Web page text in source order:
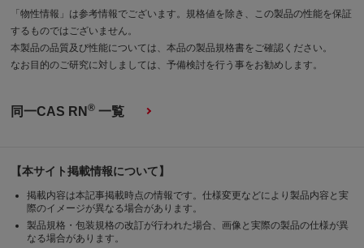
「物性情報」は参考情報でございます。規格値を除き、この製品の性能を保証
するものではございません。
本製品の品質及び性能については、本品の製品規格書をご確認ください。
なお目的のご研究に対しましては、予備検討を行う事をお勧めします。
同一CAS RN® 一覧
【本サイト掲載情報について】
掲載内容は本記事掲載時点の情報です。仕様変更などにより製品内容と実
際のイメージが異なる場合があります。
製品規格・包装規格の改訂が行われた場合、画像と実際の製品の仕様が異
なる場合があります。